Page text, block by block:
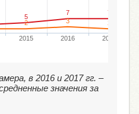
2 3 2
5
7 7
2015 2016
2017
в 2016 и 2017 гг. –
значения за